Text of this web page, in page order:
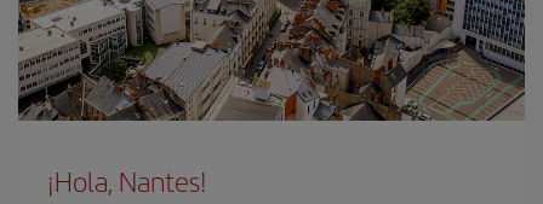
¡Hola, Nantes!